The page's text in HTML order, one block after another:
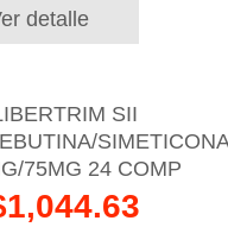
detalle
SII
75MG 24 COMP